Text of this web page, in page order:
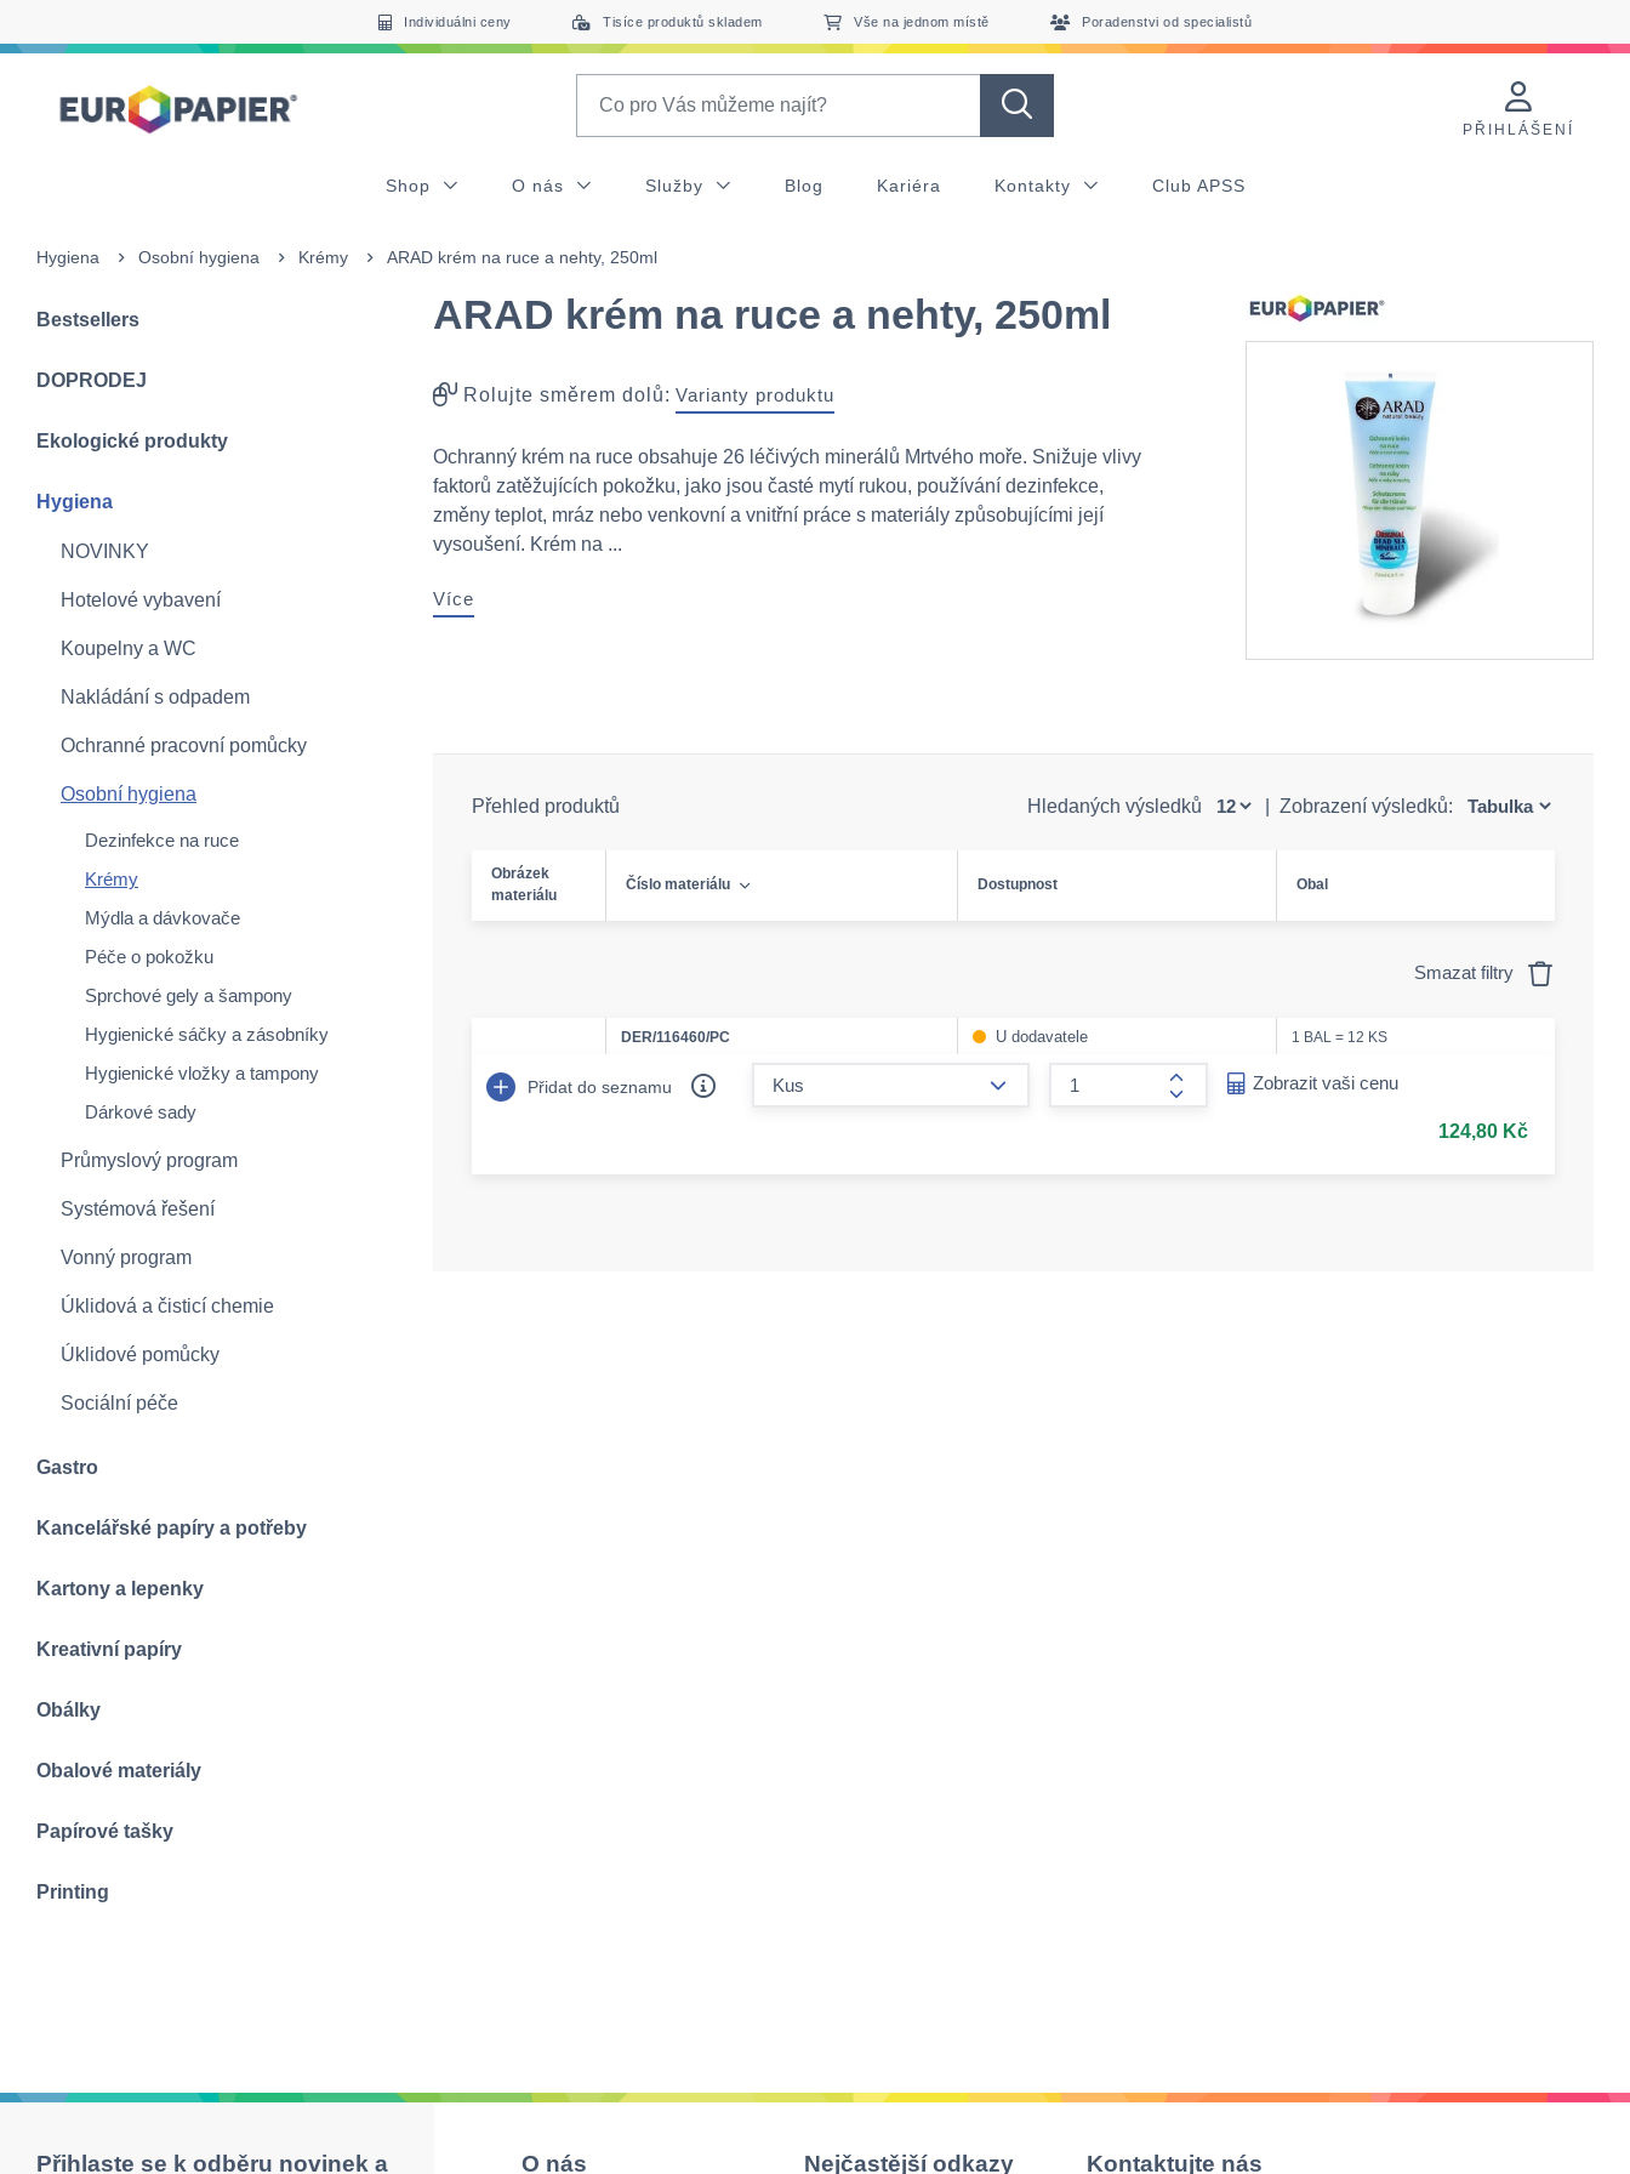
Individuálni ceny Tisíce produktů skladem Vše na jednom místě Poradenstvi od specialistů
PŘIHLÁŠENÍ
Shop O nás Služby Blog Kariéra Kontakty Club APSS
Hygiena Osobní hygiena Krémy ARAD krém na ruce a nehty, 250ml
Bestsellers
DOPRODEJ
Ekologické produkty
Hygiena
NOVINKY
Hotelové vybavení
Koupelny a WC
Nakládání s odpadem
Ochranné pracovní pomůcky
Osobní hygiena
Dezinfekce na ruce
Krémy
Mýdla a dávkovače
Péče o pokožku
Sprchové gely a šampony
Hygienické sáčky a zásobníky
Hygienické vložky a tampony
Dárkové sady
Průmyslový program
Systémová řešení
Vonný program
Úklidová a čisticí chemie
Úklidové pomůcky
Sociální péče
Gastro
Kancelářské papíry a potřeby
Kartony a lepenky
Kreativní papíry
Obálky
Obalové materiály
Papírové tašky
Printing
ARAD krém na ruce a nehty, 250ml
Rolujte směrem dolů: Varianty produktu
Ochranný krém na ruce obsahuje 26 léčivých minerálů Mrtvého moře. Snižuje vlivy
faktorů zatěžujících pokožku, jako jsou časté mytí rukou, používání dezinfekce,
změny teplot, mráz nebo venkovní a vnitřní práce s materiály způsobujícími její
vysoušení. Krém na ...
Více
Přehled produktů Hledaných výsledků Zobrazení výsledků:
Obrázek
materiálu
Číslo materiálu Dostupnost Obal
Smazat filtry
DER/116460/PC U dodavatele 1 BAL = 12 KS
Přidat do seznamu
form.increase-amount
Zobrazit vaši cenu
124,80 Kč
Přihlaste se k odběru novinek a O nás Nejčastější odkazy Kontaktujte nás